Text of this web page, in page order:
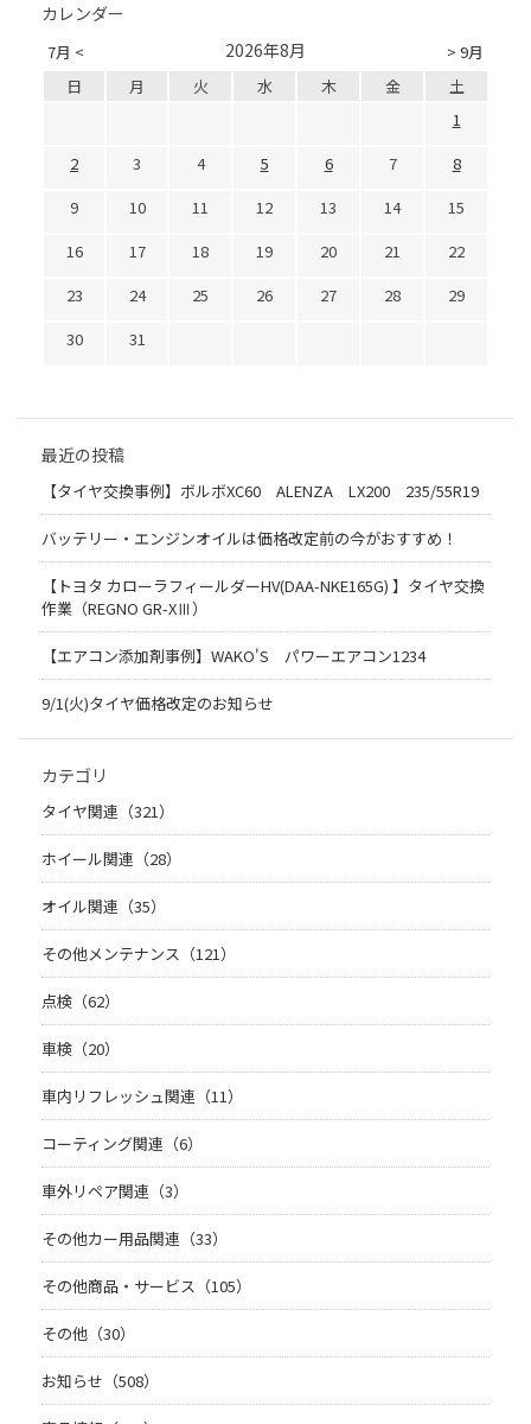
カレンダー
7月 < > 9月
2026年8月
日 月 火 水 木 金
土
1
2
3 4 5 6 7
8
9
10 11 12 13 14
15
16
17 18 19 20 21
22
23
24 25 26 27 28
29
30
31
最近の投稿
【タイヤ交換事例】ボルボXC60 ALENZA LX200 235/55R19
バッテリー・エンジンオイルは価格改定前の今がおすすめ！
【トヨタ カローラフィールダーHV(DAA-NKE165G) 】タイヤ交換
作業（REGNO GR-XⅢ）
【エアコン添加剤事例】WAKO'S パワーエアコン1234
9/1(火)タイヤ価格改定のお知らせ
カテゴリ
タイヤ関連（321）
ホイール関連（28）
オイル関連（35）
その他メンテナンス（121）
点検（62）
車検（20）
車内リフレッシュ関連（11）
コーティング関連（6）
車外リペア関連（3）
その他カー用品関連（33）
その他商品・サービス（105）
その他（30）
お知らせ（508）